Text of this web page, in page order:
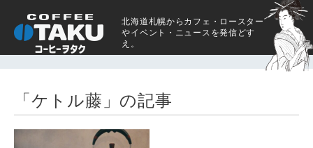
北海道札幌からカフェ・ロースター
やイベント・ニュースを発信どす
え。
「ケトル藤」の記事